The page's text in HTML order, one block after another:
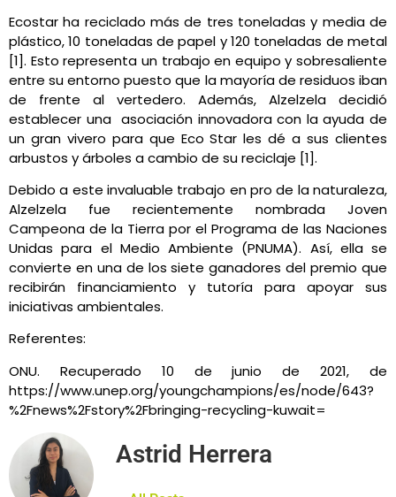
Ecostar ha reciclado más de tres toneladas y media de
plástico, 10 toneladas de papel y 120 toneladas de metal
[1]. Esto representa un trabajo en equipo y sobresaliente
entre su entorno puesto que la mayoría de residuos iban
de frente al vertedero. Además, Alzelzela decidió
establecer una asociación innovadora con la ayuda de
un gran vivero para que Eco Star les dé a sus clientes
arbustos y árboles a cambio de su reciclaje [1].
Debido a este invaluable trabajo en pro de la naturaleza,
Alzelzela fue recientemente nombrada Joven
Campeona de la Tierra por el Programa de las Naciones
Unidas para el Medio Ambiente (PNUMA). Así, ella se
convierte en una de los siete ganadores del premio que
recibirán financiamiento y tutoría para apoyar sus
iniciativas ambientales.
Referentes:
ONU. Recuperado 10 de junio de 2021, de
https://www.unep.org/youngchampions/es/node/643?
%2Fnews%2Fstory%2Fbringing-recycling-kuwait=
Astrid Herrera